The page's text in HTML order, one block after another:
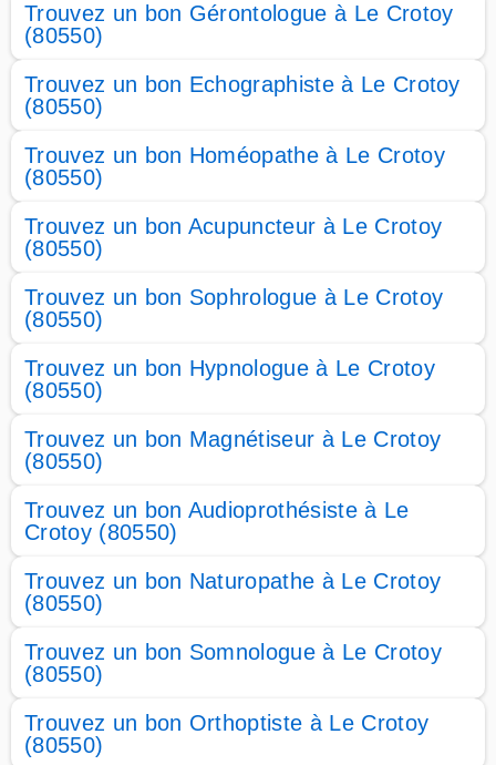
Trouvez un bon Gérontologue à Le Crotoy
(80550)
Trouvez un bon Echographiste à Le Crotoy
(80550)
Trouvez un bon Homéopathe à Le Crotoy
(80550)
Trouvez un bon Acupuncteur à Le Crotoy
(80550)
Trouvez un bon Sophrologue à Le Crotoy
(80550)
Trouvez un bon Hypnologue à Le Crotoy
(80550)
Trouvez un bon Magnétiseur à Le Crotoy
(80550)
Trouvez un bon Audioprothésiste à Le
Crotoy (80550)
Trouvez un bon Naturopathe à Le Crotoy
(80550)
Trouvez un bon Somnologue à Le Crotoy
(80550)
Trouvez un bon Orthoptiste à Le Crotoy
(80550)